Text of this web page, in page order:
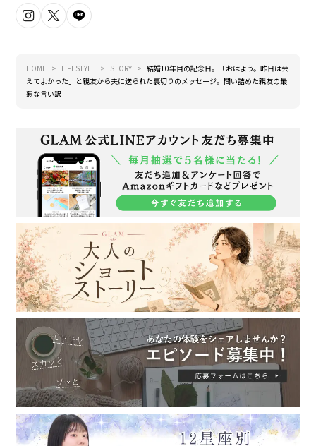
HOME LIFESTYLE STORY
結婚10年目の記念日。「おはよう。昨日は会
えてよかった」と親友から夫に送られた裏切りのメッセージ。問い詰めた親友の最
悪な言い訳